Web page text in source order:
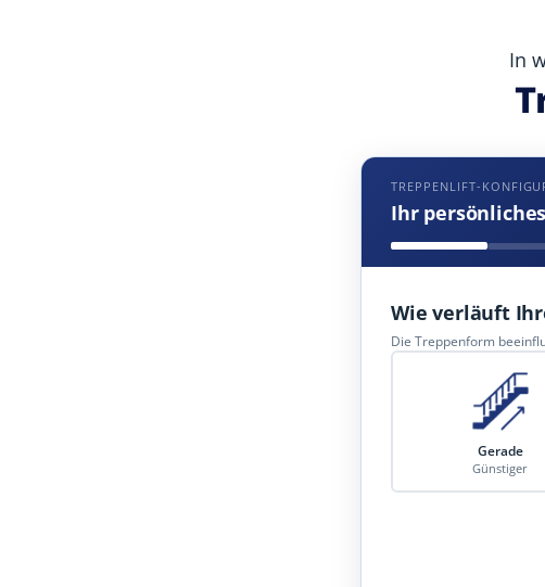
In
TREPPENLIFT-
Ihr
Wie verläuft
Die Treppenform
Gerade
Günstiger